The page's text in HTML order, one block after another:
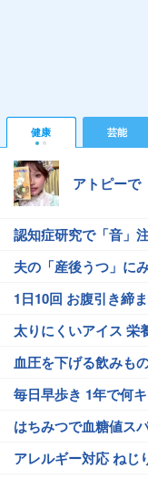
健康 芸能
アトピーで
認知症研究で「音」
夫の「産後うつ」に
1日10回 お腹引き締
太りにくいアイス 栄
血圧を下げる飲みも
毎日早歩き 1年で何
はちみつで血糖値ス
アレルギー対応 ねじ